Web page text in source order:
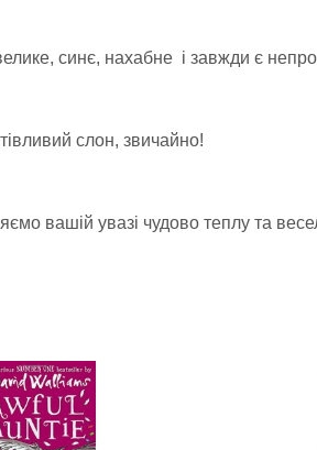
синє, нахабне і завжди є
слон, звичайно!
вашій увазі чудово теплу та